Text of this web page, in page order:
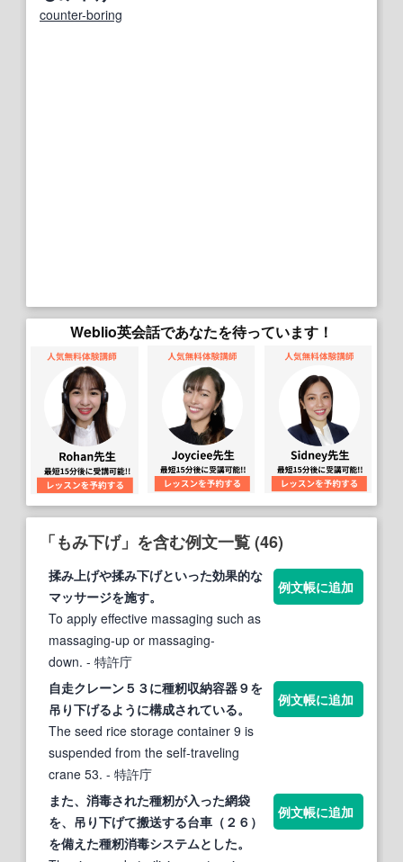
counter-boring
Weblio英会話であなたを待っています！
「もみ下げ」を含む例文一覧 (46)
揉み上げや揉み下げといった効果的な
マッサージを施す。
To apply effective massaging such as
massaging-up or massaging-
down. - 特許庁
例文帳に追加
自走クレーン５３に種籾収納容器９を
吊り下げるように構成されている。
The seed rice storage container 9 is
suspended from the self-traveling
crane 53. - 特許庁
例文帳に追加
また、消毒された種籾が入った網袋
を、吊り下げて搬送する台車（２６）
を備えた種籾消毒システムとした。
例文帳に追加